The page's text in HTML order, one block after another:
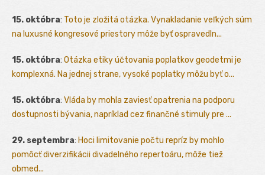
15. októbra: Toto je zložitá otázka. Vynakladanie veľkých súm
na luxusné kongresové priestory môže byť ospravedln...
15. októbra: Otázka etiky účtovania poplatkov geodetmi je
komplexná. Na jednej strane, vysoké poplatky môžu byť o...
15. októbra: Vláda by mohla zaviesť opatrenia na podporu
dostupnosti bývania, napríklad cez finančné stimuly pre ...
29. septembra: Hoci limitovanie počtu repríz by mohlo
pomôcť diverzifikácii divadelného repertoáru, môže tiež
obmed...